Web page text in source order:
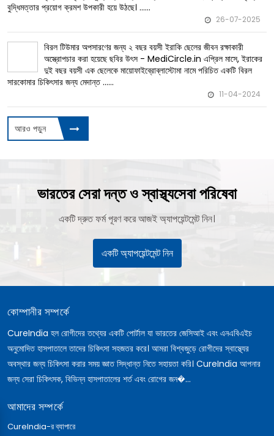
বুদ্ধিমত্তার প্রয়োগ ক্রমশ উপকারী হয়ে উঠছে। ......
26-07-2025
বিরল টিউমার অপসারণের জন্য ২ বছর বয়সী ইরাকি ছেলের জীবন রক্ষাকারী
অস্ত্রোপচার করা হয়েছে ছবির উৎস - MediCircle.in এপ্রিল মাসে, ইরাকের
দুই বছর বয়সী এক ছেলেকে মায়োফাইব্রোব্লাস্টোমা নামে পরিচিত একটি বিরল
সারকোমার চিকিৎসার জন্য মেদান্ত ......
11-04-2024
আরও পড়ুন
ভারতের সেরা দন্ত ও স্বাস্থ্যসেবা পরিষেবা
একটি দ্রুত ফর্ম পূরণ করে আজই অ্যাপয়েন্টমেন্ট নিন।
একটি অ্যাপয়েন্টমেন্ট নিন
কোম্পানীর সম্পর্কে
CureIndia হল রোগীদের তথ্যের একটি পোর্টাল যা ভারতের জেসিআই এবং এনএবিএইচ
অনুমোদিত হাসপাতালে তাদের চিকিৎসা সহজতর করে। আমরা বিশ্বজুড়ে রোগীদের স্বাস্থ্যের
অবস্থার জন্য চিকিৎসা করার সময় জ্ঞাত সিদ্ধান্ত নিতে সহায়তা করি। CureIndia আপনার
জন্য সেরা চিকিৎসক, বিভিন্ন হাসপাতালের শর্ত এবং রোগের জন�...
আমাদের সম্পর্কে
CureIndia-র ব্যাপারে